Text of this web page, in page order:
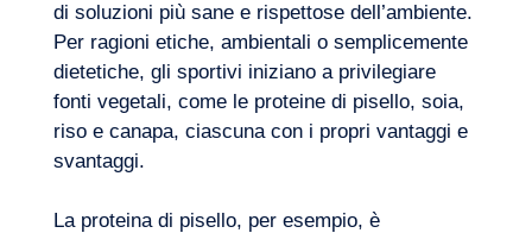
di soluzioni più sane e rispettose dell’ambiente.
Per ragioni etiche, ambientali o semplicemente
dietetiche, gli sportivi iniziano a privilegiare
fonti vegetali, come le proteine di pisello, soia,
riso e canapa, ciascuna con i propri vantaggi e
svantaggi.
La proteina di pisello, per esempio, è